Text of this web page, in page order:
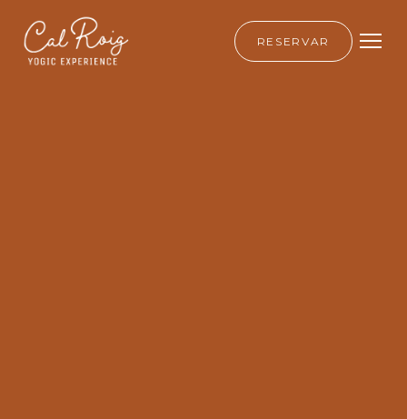
RESERVAR